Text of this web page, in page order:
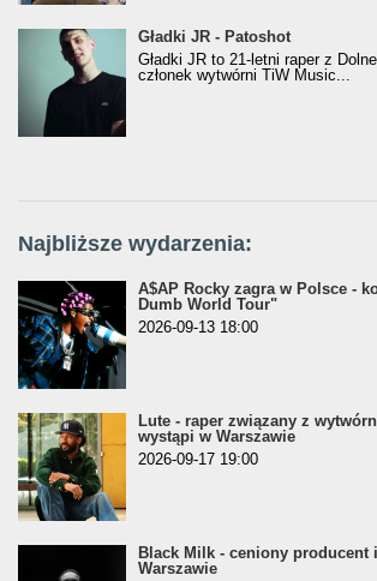
Gładki JR - Patoshot
Gładki JR - Patoshot
Gładki JR to 21-letni raper z
członek wytwórni TiW Music...
Najbliższe wydarzenia:
A$AP Rocky zagra w Polsce -
Dumb World Tour"
2026-09-13 18:00
Lute - raper związany z
wystąpi w Warszawie
2026-09-17 19:00
Black Milk - ceniony producent
Warszawie